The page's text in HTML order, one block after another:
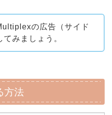
の広告（サイド
みましょう。
方法